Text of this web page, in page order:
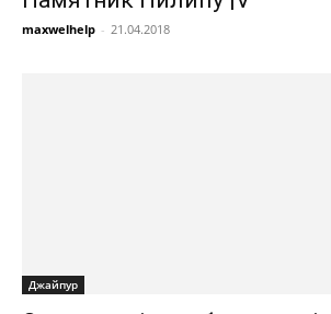
maxwelhelp - 21.04.2018
Джайпур